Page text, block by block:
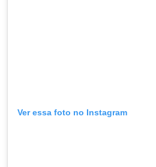
Ver essa foto no Instagram